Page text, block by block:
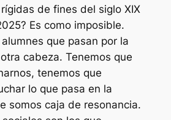
de fines del siglo XIX
Es como imposible.
que pasan por la
cabeza. Tenemos que
tenemos que
lo que pasa en la
somos caja de resonancia.